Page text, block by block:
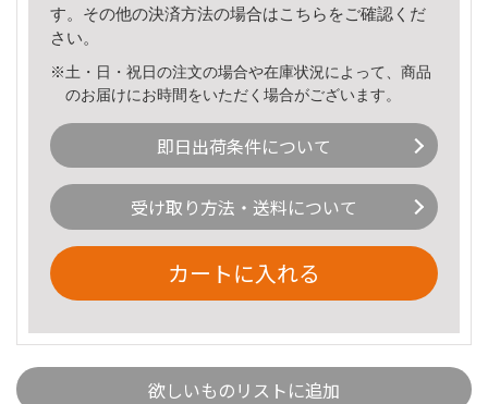
す。その他の決済方法の場合はこちら をご確認くだ
さい。
※土・日・祝日の注文の場合や在庫状況によって、商品
のお届けにお時間をいただく場合がございます。
即日出荷条件について
受け取り方法・送料について
カートに入れる
欲しいものリストに追加